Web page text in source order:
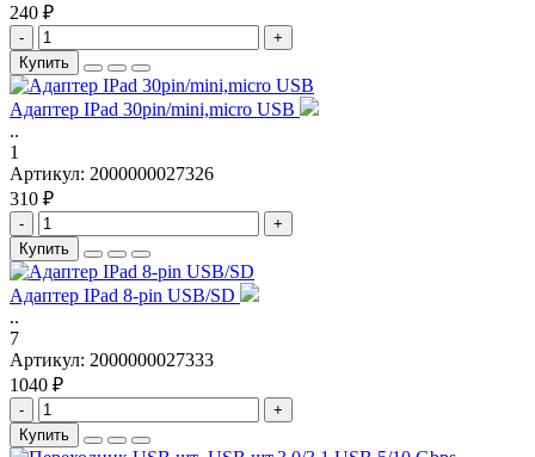
240 ₽
-
+
Купить
Адаптер IPad 30pin/mini,micro USB
..
1
Артикул: 2000000027326
310 ₽
-
+
Купить
Адаптер IPad 8-pin USB/SD
..
7
Артикул: 2000000027333
1040 ₽
-
+
Купить